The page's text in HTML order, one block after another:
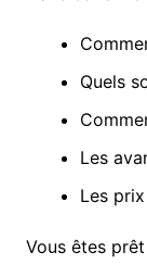
Quels
Les
Les
Vous êtes